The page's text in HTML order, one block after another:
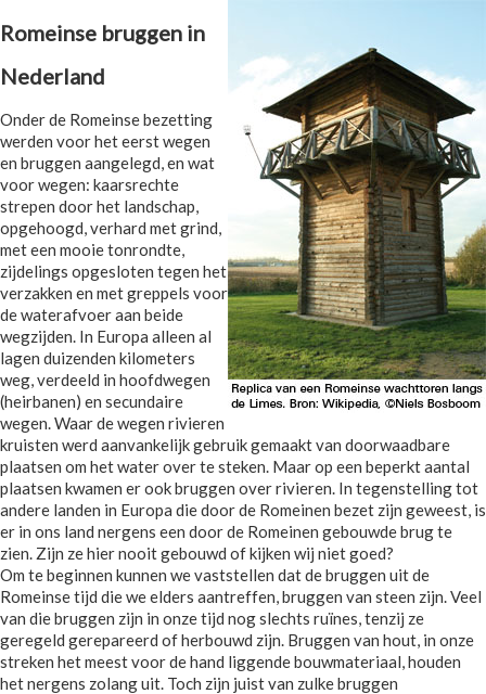
Romeinse bruggen in
Nederland
Onder de Romeinse bezetting
werden voor het eerst wegen
en bruggen aangelegd, en wat
voor wegen: kaarsrechte
strepen door het landschap,
opgehoogd, verhard met grind,
met een mooie tonrondte,
zijdelings opgesloten tegen het
verzakken en met greppels voor
de waterafvoer aan beide
wegzijden. In Europa alleen al
lagen duizenden kilometers
weg, verdeeld in hoofdwegen
(heirbanen) en secundaire
wegen. Waar de wegen rivieren
kruisten werd aanvankelijk gebruik gemaakt van doorwaadbare
plaatsen om het water over te steken. Maar op een beperkt aantal
plaatsen kwamen er ook bruggen over rivieren. In tegenstelling tot
andere landen in Europa die door de Romeinen bezet zijn geweest, is
er in ons land nergens een door de Romeinen gebouwde brug te
zien. Zijn ze hier nooit gebouwd of kijken wij niet goed?
Om te beginnen kunnen we vaststellen dat de bruggen uit de
Romeinse tijd die we elders aantreffen, bruggen van steen zijn. Veel
van die bruggen zijn in onze tijd nog slechts ruïnes, tenzij ze
geregeld gerepareerd of herbouwd zijn. Bruggen van hout, in onze
streken het meest voor de hand liggende bouwmateriaal, houden
het nergens zolang uit. Toch zijn juist van zulke bruggen